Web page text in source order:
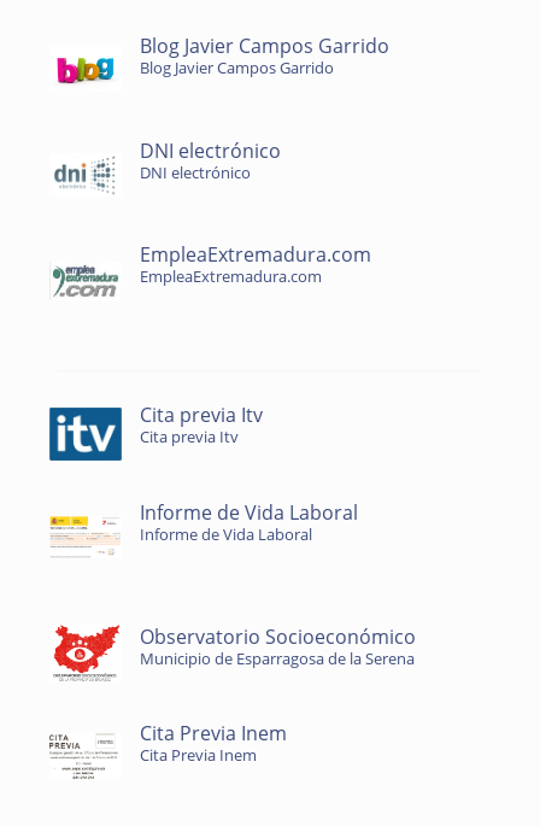
Blog Javier Campos Garrido
Blog Javier Campos Garrido
DNI electrónico
DNI electrónico
EmpleaExtremadura.com
EmpleaExtremadura.com
Cita previa Itv
Cita previa Itv
Informe de Vida Laboral
Informe de Vida Laboral
Observatorio Socioeconómico
Municipio de Esparragosa de la Serena
Cita Previa Inem
Cita Previa Inem